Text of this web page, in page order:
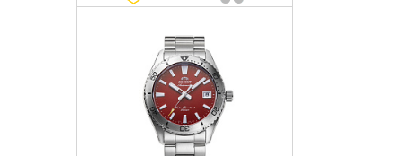
ДОБАВИТЬ В КОРЗИНУ
КУПИТЬ В 1 КЛИК